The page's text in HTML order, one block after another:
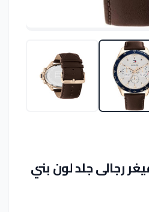
رجالى جلد لون بني